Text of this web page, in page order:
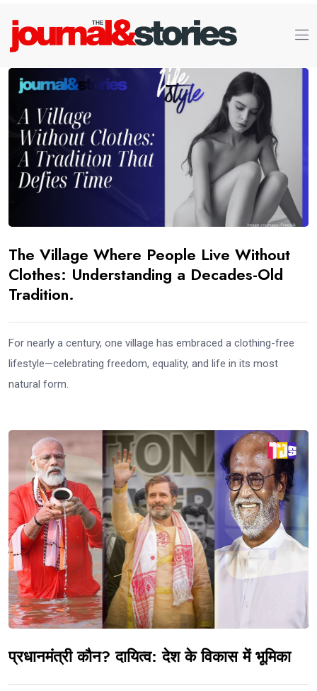
The Village Where People Live Without
Clothes: Understanding a Decades-Old
Tradition.
For nearly a century, one village has embraced a clothing-free
lifestyle—celebrating freedom, equality, and life in its most
natural form.
प्रधानमंत्री कौन? दायित्व: देश के विकास में भूमिका